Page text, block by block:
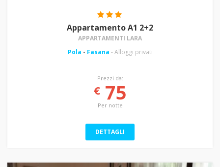
Appartamento A1 2+2
APPARTAMENTI LARA
Pola - Fasana - Alloggi privati
Prezzi da:
€75
Per notte
DETTAGLI